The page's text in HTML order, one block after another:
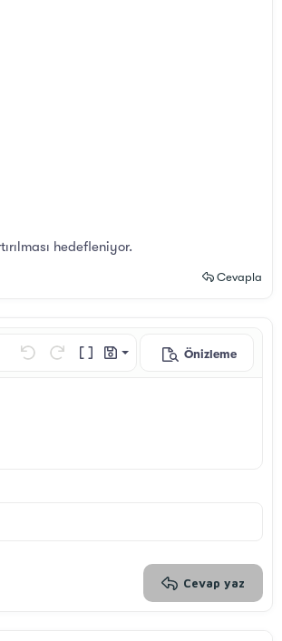
hedefleniyor.
Cevapla
Geri alileri alBB Kod aç/kapat
Taslaklar
Taslağı kaydet
Önizleme
Cevap yaz